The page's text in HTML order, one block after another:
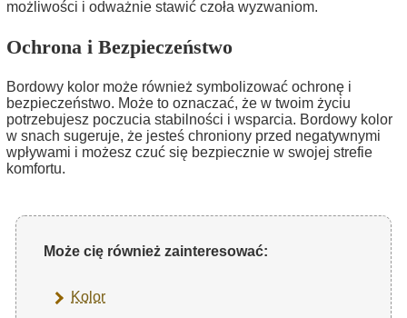
możliwości i odważnie stawić czoła wyzwaniom.
Ochrona i Bezpieczeństwo
Bordowy kolor może również symbolizować ochronę i
bezpieczeństwo. Może to oznaczać, że w twoim życiu
potrzebujesz poczucia stabilności i wsparcia. Bordowy kolor
w snach sugeruje, że jesteś chroniony przed negatywnymi
wpływami i możesz czuć się bezpiecznie w swojej strefie
komfortu.
Może cię również zainteresować:
Kolor